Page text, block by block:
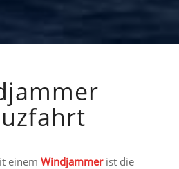
einem Windjammerist die